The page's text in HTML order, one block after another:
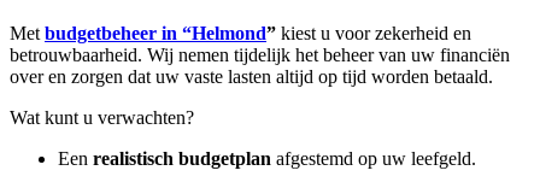
Metbudgetbeheer in “Helmond” kiest u voor zekerheid en
betrouwbaarheid. Wij nemen tijdelijk het beheer van uw financiën
over en zorgen dat uw vaste lasten altijd op tijd worden betaald.
Wat kunt u verwachten?
Een realistisch budgetplan afgestemd op uw leefgeld.